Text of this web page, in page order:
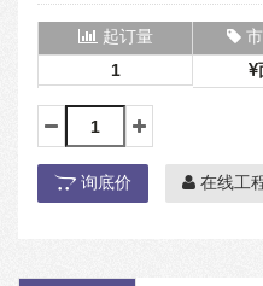
起订量 市
1
询底价 在线工